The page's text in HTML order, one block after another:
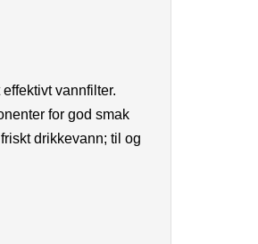
vannfilter.
for god smak
drikkevann; til og